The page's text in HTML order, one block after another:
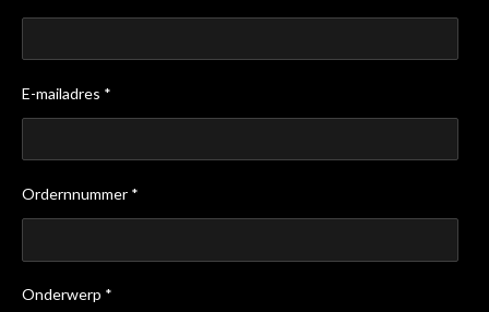
E-mailadres *
Ordernnummer *
Onderwerp *